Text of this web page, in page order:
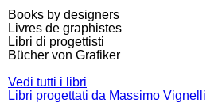
Books by designers
Livres de graphistes
Libri di progettisti
Bücher von Grafiker
Vedi tutti i libri
Libri progettati da Massimo Vignelli